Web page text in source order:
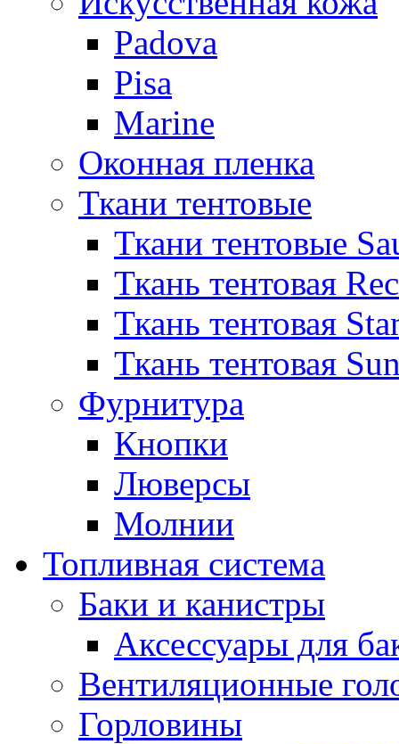
Padova
Pisa
Marine
Оконная пленка
Ткани тентовые
Ткани тентовые
Ткань тентовая
Ткань тентовая
Ткань тентовая
Фурнитура
Кнопки
Люверсы
Молнии
Топливная система
Баки и канистры
Аксессуары для
Вентиляционные
Горловины